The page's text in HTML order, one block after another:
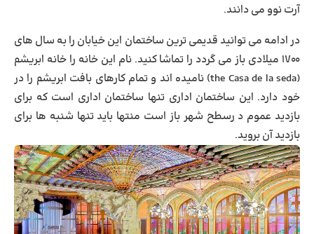
آرت نوو می دانند.
در ادامه می توانید قدیمی ترین ساختمان این خیابان را به سال های
۱۷۰۰ میلادی باز می گردد را تماشا کنید. نام این خانه را خانه ابریشم
(the Casa de la seda) نامیده اند و تمام کارهای بافت ابریشم را در
خود دارد. این ساختمان اداری تنها ساختمان اداری است که برای
بازدید عموم د رسطح شهر باز است منتها باید تنها شنبه ها برای
بازدید آن بروید.